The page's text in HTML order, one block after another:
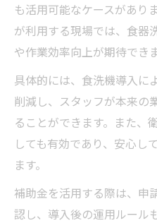
も活用可能なケースがあり
が利用する現場では、食器
や作業効率向上が期待できま
具体的には、食洗機導入に
削減し、スタッフが本来の
ることができます。また、
しても有効であり、安心し
ます。
補助金を活用する際は、申
認し、導入後の運用ルール